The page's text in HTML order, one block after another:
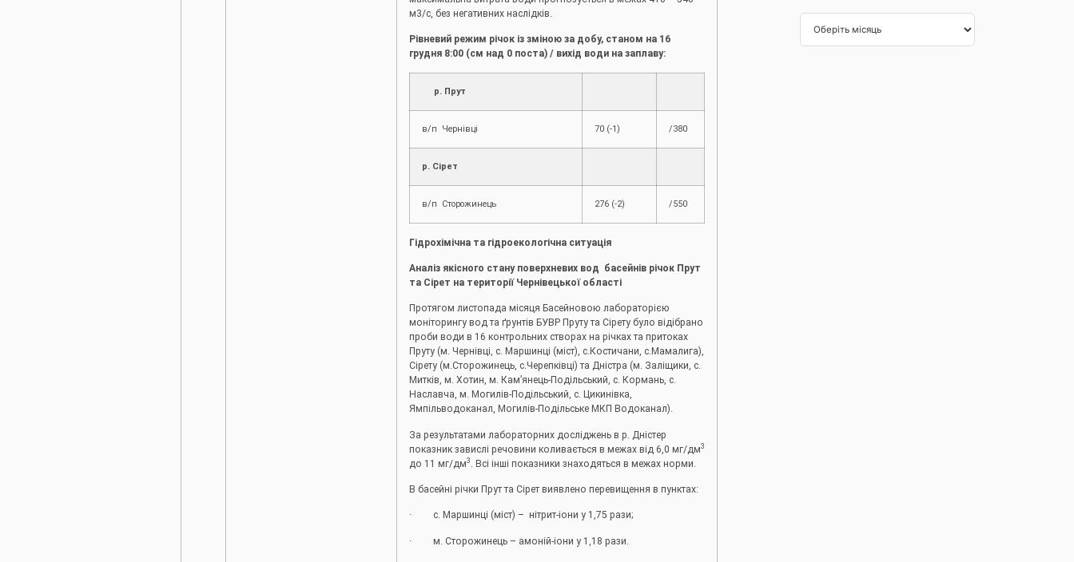
м3/с, без негативних наслідків.
Рівневий режим річок із зміною за добу, станом на 16
грудня 8:00 (см над 0 поста) / вихід води на заплаву:
р. Прут
в/п Чернівці 70 (-1) /380
р. Сірет
в/п Сторожинець 276 (-2) /550
Гідрохімічна та гідроекологічна ситуація
Аналіз якісного стану поверхневих вод басейнів річок Прут
та Сірет на території Чернівецької області
Протягом листопада місяця Басейновою лабораторією
моніторингу вод та ґрунтів БУВР Пруту та Сірету було відібрано
проби води в 16 контрольних створах на річках та притоках
Пруту (м. Чернівці, с. Маршинці (міст), с.Костичани, с.Мамалига),
Сірету (м.Сторожинець, с.Черепківці) та Дністра (м. Заліщики, с.
Митків, м. Хотин, м. Кам’янець-Подільський, с. Кормань, с.
Наславча, м. Могилів-Подільський, с. Цикинівка,
Ямпільводоканал, Могилів-Подільське МКП Водоканал).
За результатами лабораторних досліджень в р. Дністер
показник завислі речовини коливається в межах від 6,0 мг/дм3
до 11 мг/дм3 . Всі інші показники знаходяться в межах норми.
В басейні річки Прут та Сірет виявлено перевищення в пунктах:
· с. Маршинці (міст) – нітрит-іони у 1,75 рази;
· м. Сторожинець – амоній-іони у 1,18 рази.